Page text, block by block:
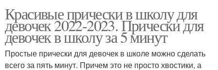
Красивые прически в школу для
девочек 2022-2023. Прически для
девочек в школу за 5 минут
Простые прически для девочек в школе можно сделать
всего за пять минут. Причем это не просто хвостики, а